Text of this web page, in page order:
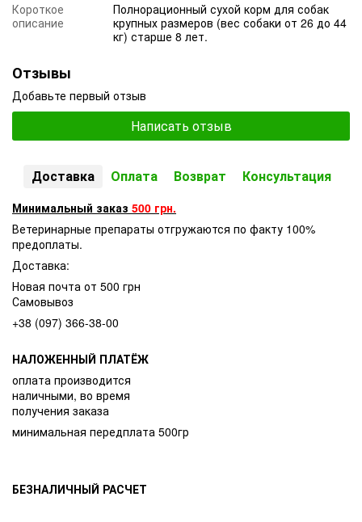
Короткое
описание
Полнорационный сухой корм для собак
крупных размеров (вес собаки от 26 до 44
кг) старше 8 лет.
Отзывы
Добавьте первый отзыв
Написать отзыв
Доставка Оплата Возврат Консультация
Минимальный заказ 500 грн.
Ветеринарные препараты отгружаются по факту 100%
предоплаты.
Доставка:
Новая почта от 500 грн
Самовывоз
+38 (097) 366-38-00
НАЛОЖЕННЫЙ ПЛАТЁЖ
оплата производится
наличными, во время
получения заказа
минимальная передплата 500гр
БЕЗНАЛИЧНЫЙ РАСЧЕТ